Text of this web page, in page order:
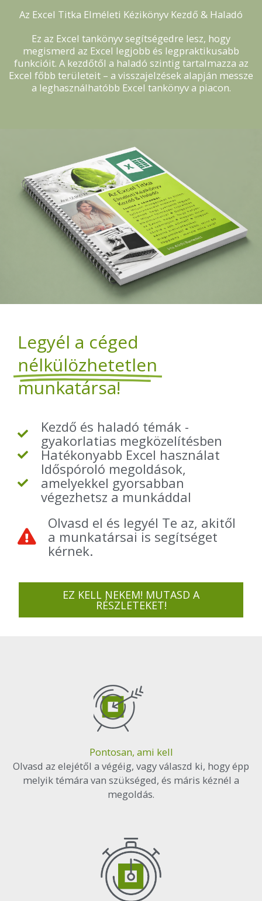
Az Excel Titka Elméleti Kézikönyv Kezdő & Haladó
Ez az Excel tankönyv segítségedre lesz, hogy
megismerd az Excel legjobb és legpraktikusabb
funkcióit. A kezdőtől a haladó szintig tartalmazza az
Excel főbb területeit – a visszajelzések alapján messze
a leghasználhatóbb Excel tankönyv a piacon.
Legyél a céged
nélkülözhetetlen
munkatársa!
Kezdő és haladó témák -
gyakorlatias megközelítésben
Hatékonyabb Excel használat
Időspóroló megoldások,
amelyekkel gyorsabban
végezhetsz a munkáddal
Olvasd el és legyél Te az, akitől
a munkatársai is segítséget
kérnek.
EZ KELL NEKEM! MUTASD A
RÉSZLETEKET!
Pontosan, ami kell
Olvasd az elejétől a végéig, vagy válaszd ki, hogy épp
melyik témára van szükséged, és máris kéznél a
megoldás.